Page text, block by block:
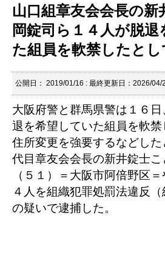
山口組章友会会長の新
岡錠司ら１４人が脱
た組員を軟禁したとし
公開日： 2019/01/16 : 最終更新日：2026/04/
大阪府警と群馬県警は１６
退を希望していた組員を軟
住所変更を強要するなどし
代目章友会会長の新井錠士
（５１）＝大阪市阿倍野区
４人を組織犯罪処罰法違反
の疑いで逮捕した。